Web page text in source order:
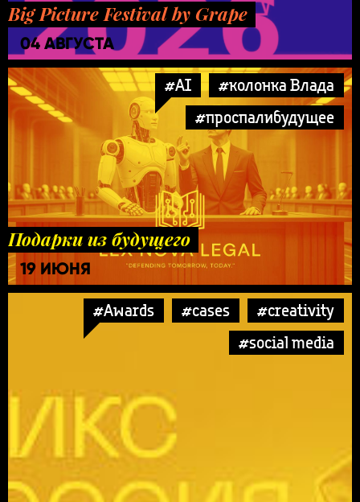
Big Picture Festival by Grape
04 АВГУСТА
#AI
#колонка Влада
#проспалибудущее
Подарки из будущего
19 ИЮНЯ
#Awards #cases
#creativity
#social media